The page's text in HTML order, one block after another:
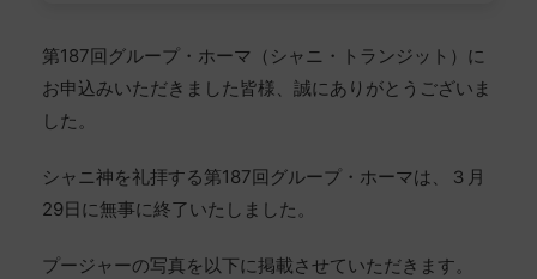
第187回グループ・ホーマ（シャニ・トランジット）に
お申込みいただきました皆様、誠にありがとうございま
した。
シャニ神を礼拝する第187回グループ・ホーマは、３月
29日に無事に終了いたしました。
プージャーの写真を以下に掲載させていただきます。